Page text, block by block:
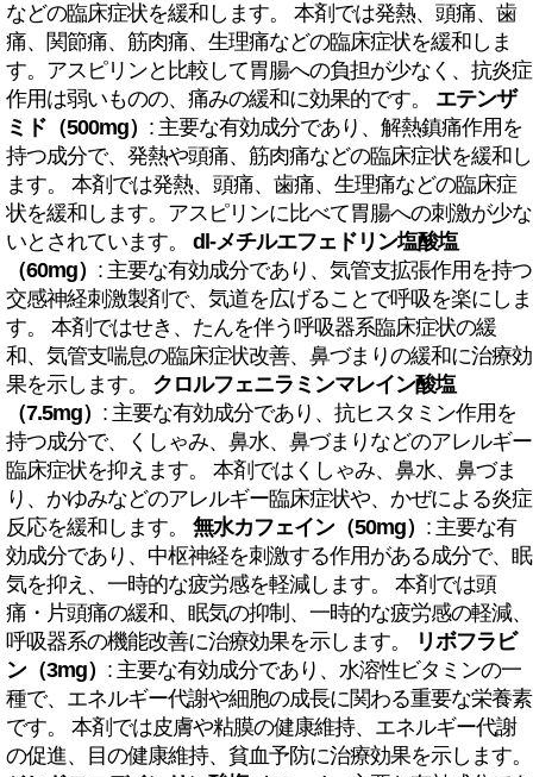
などの臨床症状を緩和します。 本剤では発熱、頭痛、歯
痛、関節痛、筋肉痛、生理痛などの臨床症状を緩和しま
す。アスピリンと比較して胃腸への負担が少なく、抗炎症
作用は弱いものの、痛みの緩和に効果的です。 エテンザ
ミド（500mg） : 主要な有効成分であり、解熱鎮痛作用を
持つ成分で、発熱や頭痛、筋肉痛などの臨床症状を緩和し
ます。 本剤では発熱、頭痛、歯痛、生理痛などの臨床症
状を緩和します。アスピリンに比べて胃腸への刺激が少な
いとされています。 dl-メチルエフェドリン塩酸塩
（60mg） : 主要な有効成分であり、気管支拡張作用を持つ
交感神経刺激製剤で、気道を広げることで呼吸を楽にしま
す。 本剤ではせき、たんを伴う呼吸器系臨床症状の緩
和、気管支喘息の臨床症状改善、鼻づまりの緩和に治療効
果を示します。 クロルフェニラミンマレイン酸塩
（7.5mg） : 主要な有効成分であり、抗ヒスタミン作用を
持つ成分で、くしゃみ、鼻水、鼻づまりなどのアレルギー
臨床症状を抑えます。 本剤ではくしゃみ、鼻水、鼻づま
り、かゆみなどのアレルギー臨床症状や、かぜによる炎症
反応を緩和します。 無水カフェイン（50mg） : 主要な有
効成分であり、中枢神経を刺激する作用がある成分で、眠
気を抑え、一時的な疲労感を軽減します。 本剤では頭
痛・片頭痛の緩和、眠気の抑制、一時的な疲労感の軽減、
呼吸器系の機能改善に治療効果を示します。
リボフラビ
ン（3mg） : 主要な有効成分であり、水溶性ビタミンの一
種で、エネルギー代謝や細胞の成長に関わる重要な栄養素
です。 本剤では皮膚や粘膜の健康維持、エネルギー代謝
の促進、目の健康維持、貧血予防に治療効果を示します。